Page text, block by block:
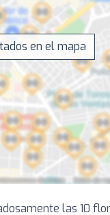
en el mapa
las 10